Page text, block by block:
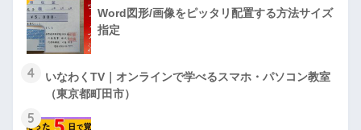
Word図形/画像をピッタリ配置する方法サイズ
指定
4
いなわくTV｜オンラインで学べるスマホ・パソコン教室
（東京都町田市）
5